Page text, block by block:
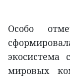
Особо
экосистема
мировых